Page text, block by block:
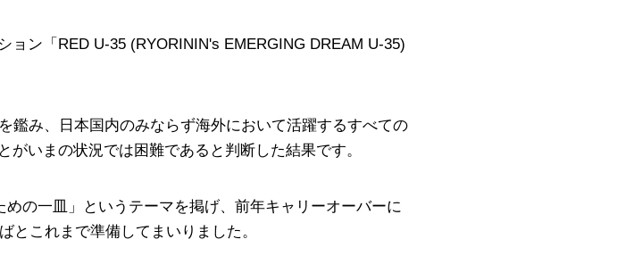
ン「RED U-35 (RYORININ's EMERGING DREAM U-35)
鑑み、日本国内のみならず海外において活躍するすべての
いまの状況では困難であると判断した結果です。
の一皿」というテーマを掲げ、前年キャリーオーバーに
とこれまで準備してまいりました。